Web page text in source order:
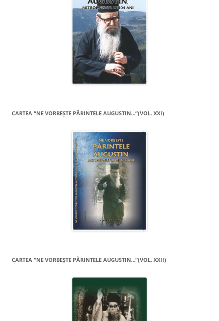
CARTEA “NE VORBEŞTE PĂRINTELE AUGUSTIN…”(VOL. XXI)
CARTEA “NE VORBEŞTE PĂRINTELE AUGUSTIN…”(VOL. XXII)